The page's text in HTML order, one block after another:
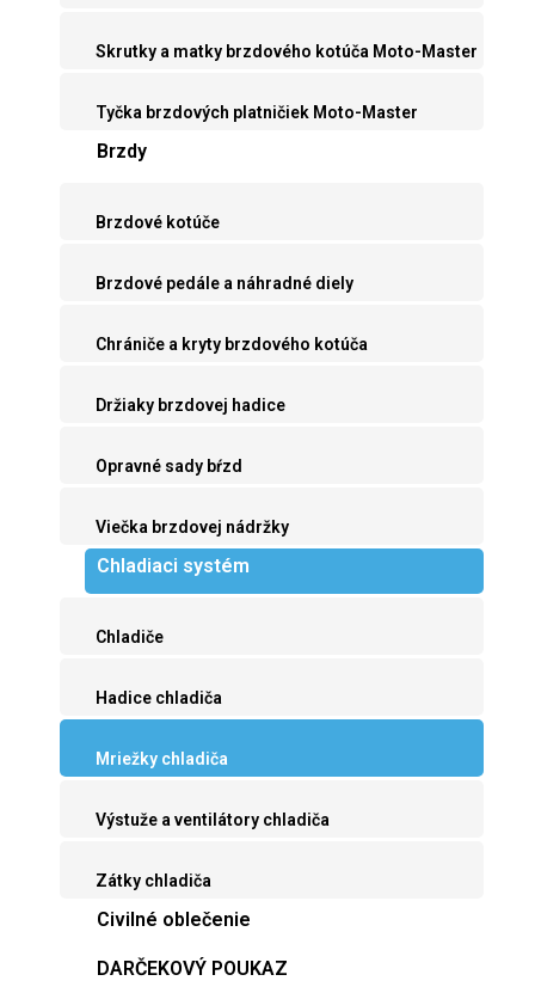
Skrutky a matky brzdového kotúča Moto-Master
Tyčka brzdových platničiek Moto-Master
Brzdy
Brzdové kotúče
Brzdové pedále a náhradné diely
Chrániče a kryty brzdového kotúča
Držiaky brzdovej hadice
Opravné sady bŕzd
Viečka brzdovej nádržky
Chladiaci systém
Chladiče
Hadice chladiča
Mriežky chladiča
Výstuže a ventilátory chladiča
Zátky chladiča
Civilné oblečenie
DARČEKOVÝ POUKAZ